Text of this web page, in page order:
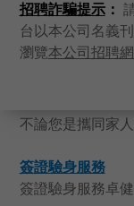
招聘詐騙提示：
台以本公司名義
瀏覽本公司招聘
卓健服務
卓健手機App
最新資訊
聯絡我們
搜尋醫療服務
不論您是攜同家
簽證驗身服務